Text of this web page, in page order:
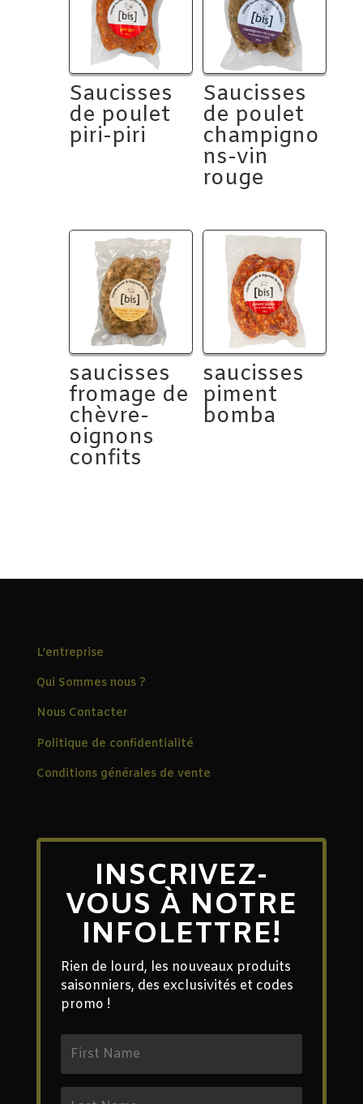
Saucisses
de poulet
piri-piri
Saucisses
de poulet
champigno
ns-vin
rouge
saucisses
fromage de
chèvre-
oignons
confits
saucisses
piment
bomba
L’entreprise
Qui Sommes nous ?
Nous Contacter
Politique de confidentialité
Conditions générales de vente
INSCRIVEZ-
VOUS À NOTRE
INFOLETTRE!
Rien de lourd, les nouveaux produits
saisonniers, des exclusivités et codes
promo !